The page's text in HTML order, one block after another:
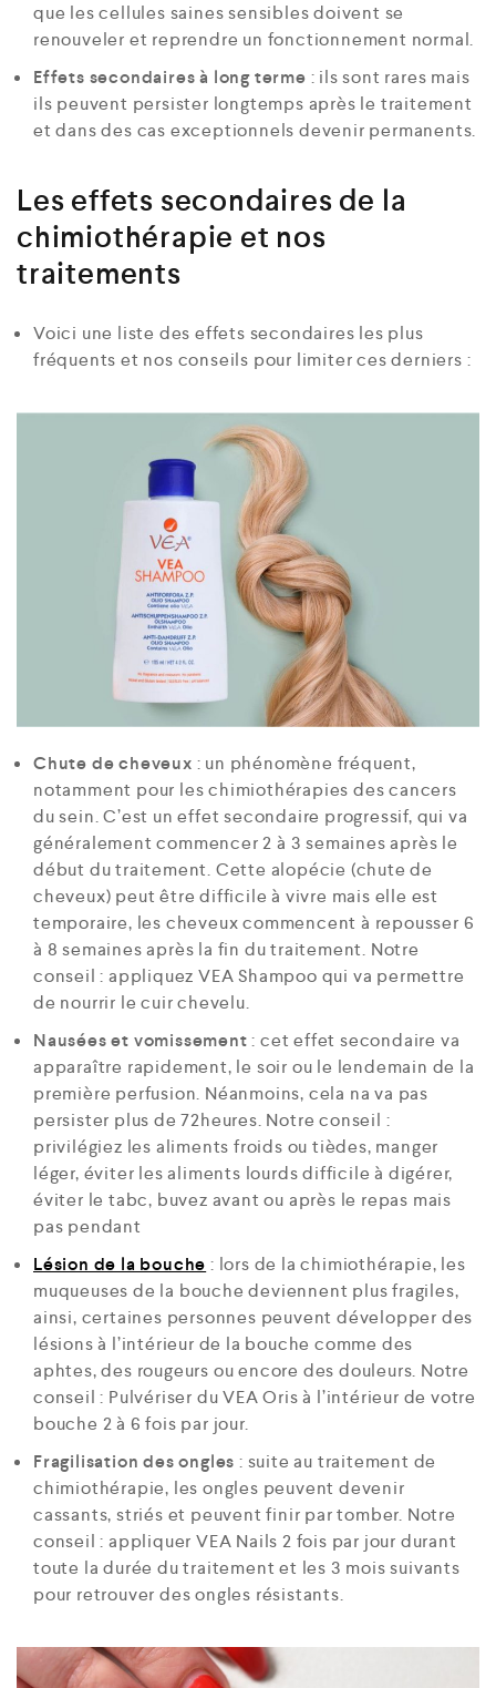
que les cellules saines sensibles doivent se
renouveler et reprendre un fonctionnement normal.
Effets secondaires à long terme : ils sont rares mais
ils peuvent persister longtemps après le traitement
et dans des cas exceptionnels devenir permanents.
Les effets secondaires de la
chimiothérapie et nos
traitements
Voici une liste des effets secondaires les plus
fréquents et nos conseils pour limiter ces derniers :
Chute de cheveux : un phénomène fréquent,
notamment pour les chimiothérapies des cancers
du sein. C’est un effet secondaire progressif, qui va
généralement commencer 2 à 3 semaines après le
début du traitement. Cette alopécie (chute de
cheveux) peut être difficile à vivre mais elle est
temporaire, les cheveux commencent à repousser 6
à 8 semaines après la fin du traitement. Notre
conseil : appliquez VEA Shampoo qui va permettre
de nourrir le cuir chevelu.
Nausées et vomissement: cet effet secondaire va
apparaître rapidement, le soir ou le lendemain de la
première perfusion. Néanmoins, cela na va pas
persister plus de 72heures. Notre conseil :
privilégiez les aliments froids ou tièdes, manger
léger, éviter les aliments lourds difficile à digérer,
éviter le tabc, buvez avant ou après le repas mais
pas pendant
Lésion de la bouche : lors de la chimiothérapie, les
muqueuses de la bouche deviennent plus fragiles,
ainsi, certaines personnes peuvent développer des
lésions à l’intérieur de la bouche comme des
aphtes, des rougeurs ou encore des douleurs. Notre
conseil : Pulvériser du VEA Oris à l’intérieur de votre
bouche 2 à 6 fois par jour.
Fragilisation des ongles : suite au traitement de
chimiothérapie, les ongles peuvent devenir
cassants, striés et peuvent finir par tomber. Notre
conseil : appliquer VEA Nails 2 fois par jour durant
toute la durée du traitement et les 3 mois suivants
pour retrouver des ongles résistants.